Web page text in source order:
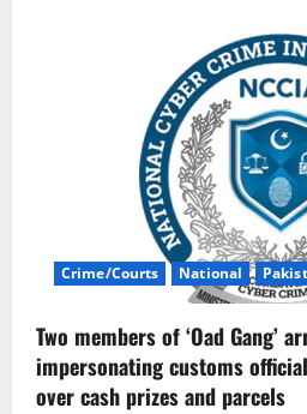
Crime/Courts National
Two members of ‘Oad Gang’
impersonating customs
over cash prizes and parcels